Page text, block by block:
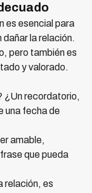
es esencial para
la relación.
pero también es
y valorado.
¿Un recordatorio,
una fecha de
amable,
que pueda
relación, es